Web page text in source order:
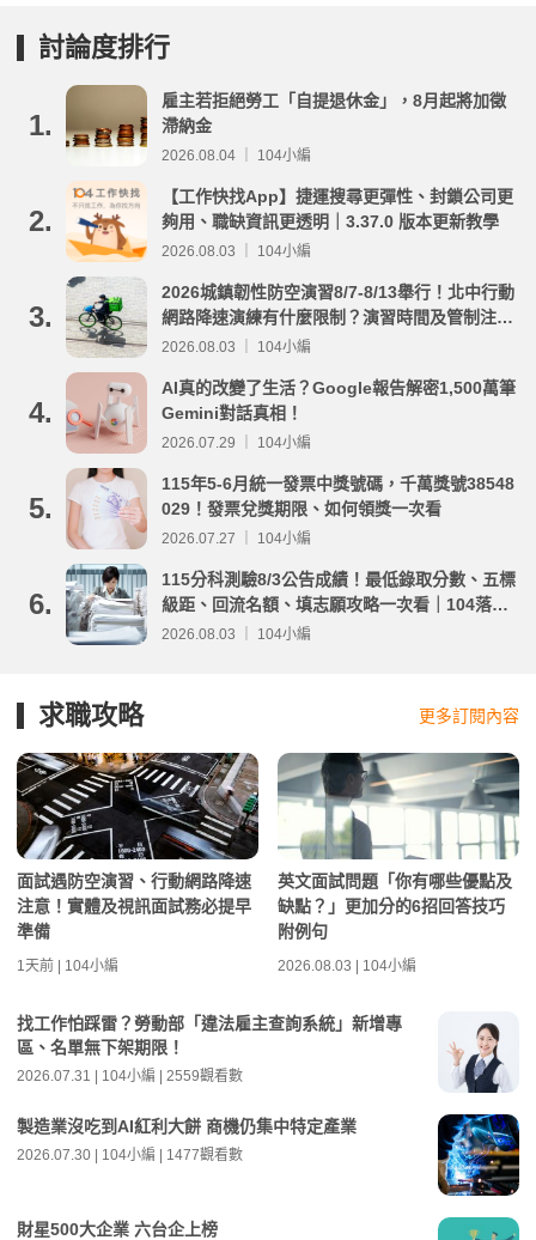
討論度排行
1.
雇主若拒絕勞工「自提退休金」，8月起將加徵
滯納金
2026.08.04 ｜ 104小編
2.
【工作快找App】捷運搜尋更彈性、封鎖公司更
夠用、職缺資訊更透明｜3.37.0 版本更新教學
2026.08.03 ｜ 104小編
3.
2026城鎮韌性防空演習8/7-8/13舉行！北中行動
網路降速演練有什麼限制？演習時間及管制注意
事項整理
2026.08.03 ｜ 104小編
4.
AI真的改變了生活？Google報告解密1,500萬筆
Gemini對話真相！
2026.07.29 ｜ 104小編
5.
115年5-6月統一發票中獎號碼，千萬獎號38548
029！發票兌獎期限、如何領獎一次看
2026.07.27 ｜ 104小編
6.
115分科測驗8/3公告成績！最低錄取分數、五標
級距、回流名額、填志願攻略一次看｜104落點
分析
2026.08.03 ｜ 104小編
求職攻略 更多訂閱內容
面試遇防空演習、行動網路降速
注意！實體及視訊面試務必提早
準備
1天前 | 104小編
英文面試問題「你有哪些優點及
缺點？」更加分的6招回答技巧
附例句
2026.08.03 | 104小編
找工作怕踩雷？勞動部「違法雇主查詢系統」新增專
區、名單無下架期限！
2026.07.31 | 104小編 | 2559觀看數
製造業沒吃到AI紅利大餅 商機仍集中特定產業
2026.07.30 | 104小編 | 1477觀看數
財星500大企業 六台企上榜